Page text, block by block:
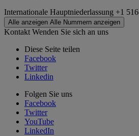
Internationale Hauptniederlassung +1
Alle anzeigen Alle Nummern anzeigen
Kontakt Wenden Sie sich an uns
Diese Seite teilen
Facebook
Twitter
Linkedin
Folgen Sie uns
Facebook
Twitter
YouTube
LinkedIn